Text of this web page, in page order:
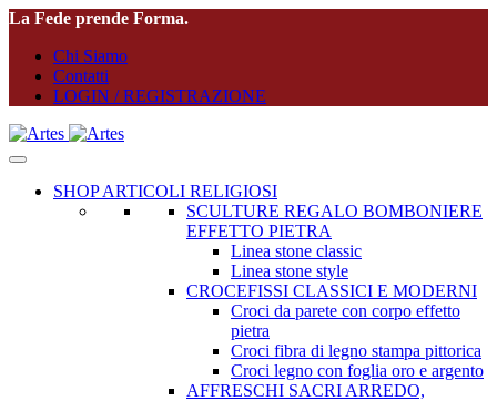
La Fede prende Forma.
Chi Siamo
Contatti
LOGIN / REGISTRAZIONE
SHOP ARTICOLI RELIGIOSI
SCULTURE REGALO BOMBONIERE
EFFETTO PIETRA
Linea stone classic
Linea stone style
CROCEFISSI CLASSICI E MODERNI
Croci da parete con corpo effetto
pietra
Croci fibra di legno stampa pittorica
Croci legno con foglia oro e argento
AFFRESCHI SACRI ARREDO,